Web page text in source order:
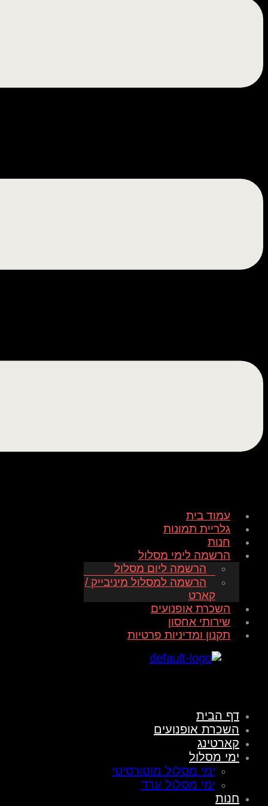
עמוד בית
גלריית תמונות
חנות
הרשמה לימי מסלול
הרשמה ליום מסלול
הרשמה למסלול מיניבייק /
קארט
השכרת אופנועים
שירותי אחסון
תקנון ומדיניות פרטיות
דף הבית
השכרת אופנועים
קארטינג
ימי מסלול
ימי מסלול מוטורסיטי
ימי מסלול ערד
חנות